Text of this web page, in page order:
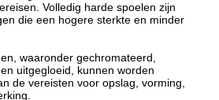
Volledig harde spoelen zijn
die een hogere sterkte en minder
waaronder gechromateerd,
uitgegloeid, kunnen worden
de vereisten voor opslag, vorming,